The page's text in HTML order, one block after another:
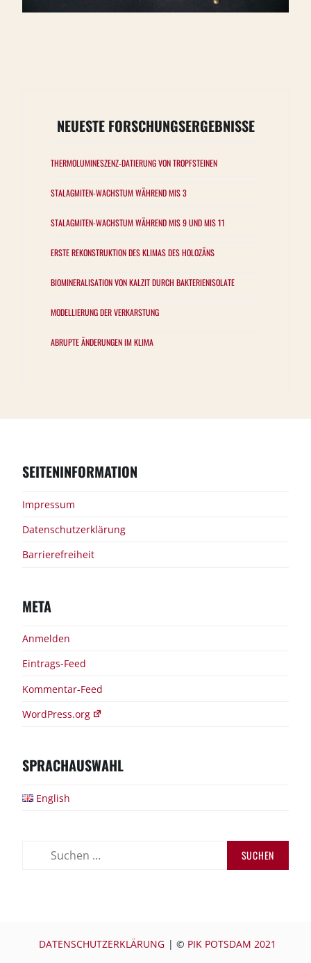
NEUESTE FORSCHUNGSERGEBNISSE
THERMOLUMINESZENZ-DATIERUNG VON TROPFSTEINEN
STALAGMITEN-WACHSTUM WÄHREND MIS 3
STALAGMITEN-WACHSTUM WÄHREND MIS 9 UND MIS 11
ERSTE REKONSTRUKTION DES KLIMAS DES HOLOZÄNS
BIOMINERALISATION VON KALZIT DURCH BAKTERIENISOLATE
MODELLIERUNG DER VERKARSTUNG
ABRUPTE ÄNDERUNGEN IM KLIMA
SEITENINFORMATION
Impressum
Datenschutzerklärung
Barrierefreiheit
META
Anmelden
Eintrags-Feed
Kommentar-Feed
WordPress.org
SPRACHAUSWAHL
English
DATENSCHUTZERKLÄRUNG | © PIK POTSDAM 2021